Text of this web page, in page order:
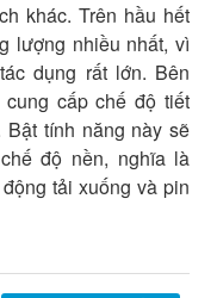
khác. Trên hầu hết
lượng nhiều nhất, vì
dụng rất lớn. Bên
cấp chế độ tiết
Bật tính năng này sẽ
độ nền, nghĩa là
tải xuống và pin